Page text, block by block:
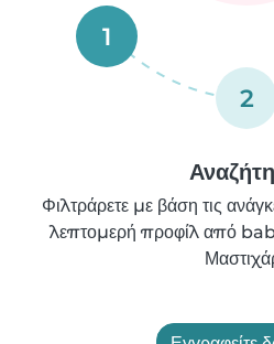
1
2
Φιλτράρετε με βάση τις
λεπτομερή προφίλ από